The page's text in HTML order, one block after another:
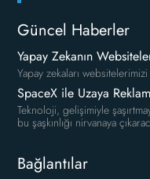
Güncel Haberler
Yapay Zekanın
Yapay zekaları
SpaceX ile Uzaya
Teknoloji, gelişimiyle
bu şaşkınlığı nirvanaya
Bağlantılar